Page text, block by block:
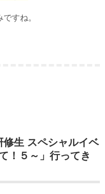
すね。
修生 スペシャルイベ
！５～」行ってき